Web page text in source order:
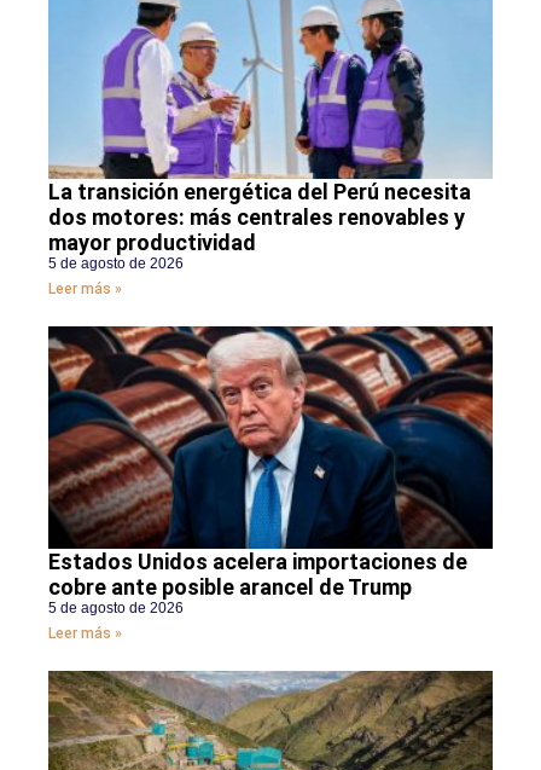
La transición energética del Perú necesita
dos motores: más centrales renovables y
mayor productividad
5 de agosto de 2026
Leer más »
Estados Unidos acelera importaciones de
cobre ante posible arancel de Trump
5 de agosto de 2026
Leer más »